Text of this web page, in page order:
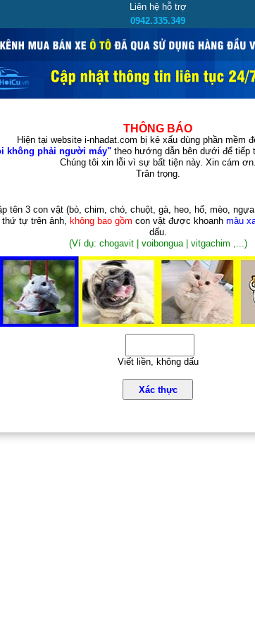
Liên hệ hỗ trợ
0942.335.349
THÔNG BÁO
Hiện tại website i-nhadat.com bị kẻ xấu dùng phần mềm
không phải người máy"theo hướng dẫn bên dưới để tiếp
Chúng tôi xin lỗi vì sự bất tiện này. Xin cám ơn.
Trân trọng.
tên 3 con vật (bò, chim, chó, chuột, gà, heo, hổ, mèo,
thứ tự trên ảnh, không bao gồm con vật được khoanh màu
dấu.
(Ví dụ: chogavit | voibongua | vitgachim ,...)
Viết liền, không dấu
Xác thực